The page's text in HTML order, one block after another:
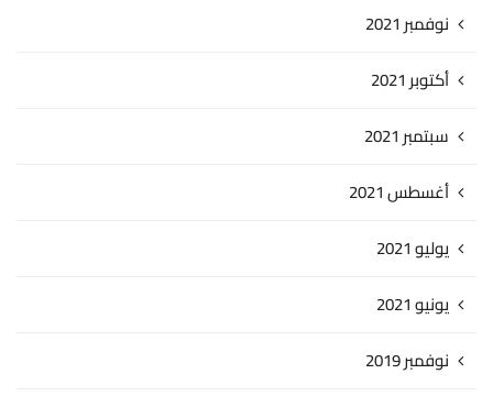
نوفمبر 2021
أكتوبر 2021
سبتمبر 2021
أغسطس 2021
يوليو 2021
يونيو 2021
نوفمبر 2019